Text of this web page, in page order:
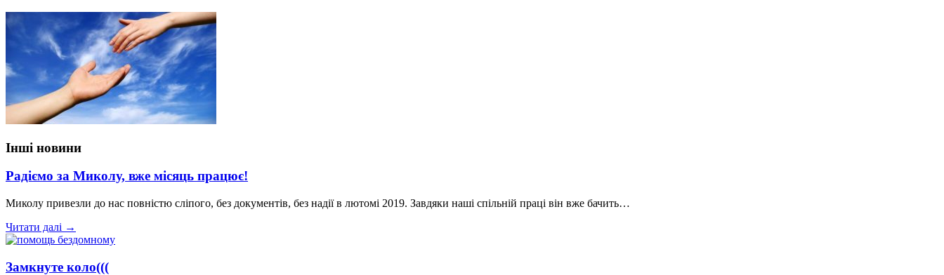
Інші новини
Радіємо за Миколу, вже місяць працює!
Миколу привезли до нас повністю сліпого, без документів, без надії в лютомі 2019. Завдяки наші спільній праці він вже бачить…
Читати далі →
Замкнуте коло(((